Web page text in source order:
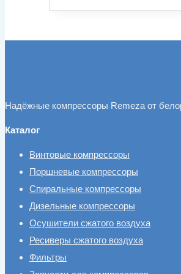
Надёжные компрессоры Remeza от
Каталог
Винтовые компрессоры
Поршневые компрессоры
Спиральные компрессоры
Дизельные компрессоры
Осушители сжатого воздуха
Ресиверы сжатого воздуха
Фильтры